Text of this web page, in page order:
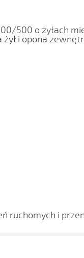
500 o żyłach
i opona
ruchomych i